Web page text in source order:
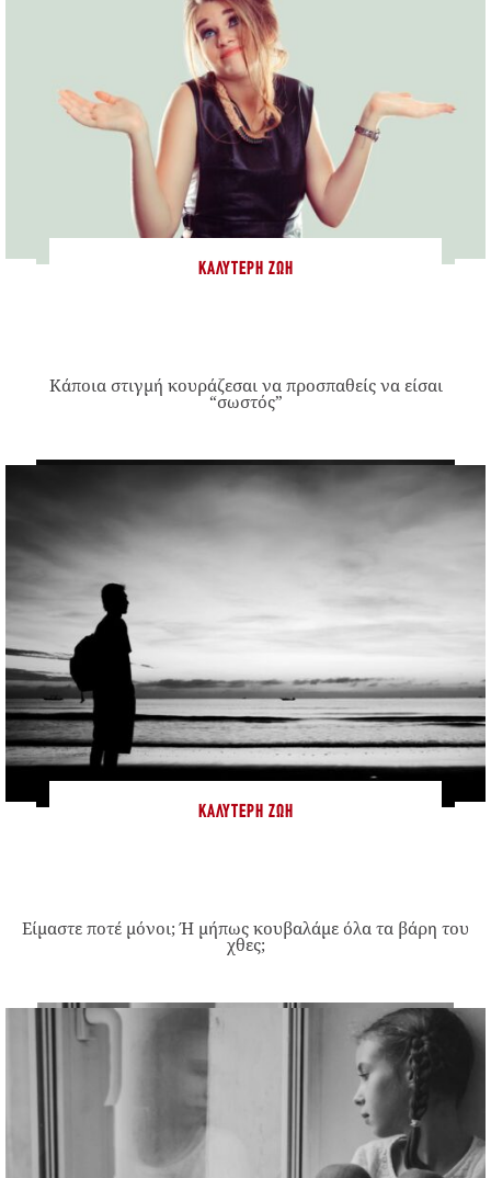
ΚΑΛΎΤΕΡΗ ΖΩΉ
Κάποια στιγμή κουράζεσαι να προσπαθείς να είσαι
“σωστός”
ΚΑΛΎΤΕΡΗ ΖΩΉ
Είμαστε ποτέ μόνοι; Ή μήπως κουβαλάμε όλα τα βάρη του
χθες;